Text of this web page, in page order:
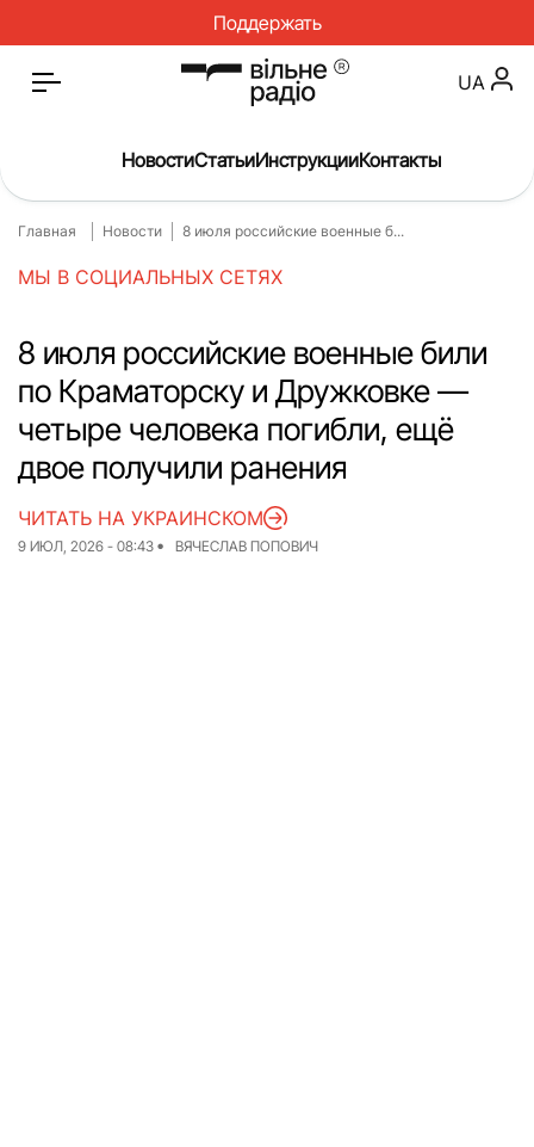
Поддержать
Главная
О нас
Инструкции
Спорт
Интервью
Досье
Репортаж
Блог
Проекты
Спецпроекты
Архив проектов
UA
НовостиСтатьиИнструкцииКонтакты
Главная Новости 8 июля российские военные б...
МЫ В СОЦИАЛЬНЫХ СЕТЯХ
8 июля российские военные били
по Краматорску и Дружковке —
четыре человека погибли, ещё
двое получили ранения
9 ИЮЛ, 2026 - 08:43 ВЯЧЕСЛАВ ПОПОВИЧ
ЧИТАТЬ НА УКРАИНСКОМ